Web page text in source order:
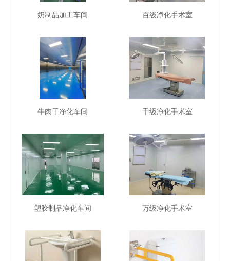
奶制品加工车间 百级净化手术室
牛肉干净化车间 千级净化手术室
塑胶制品净化车间 万级净化手术室